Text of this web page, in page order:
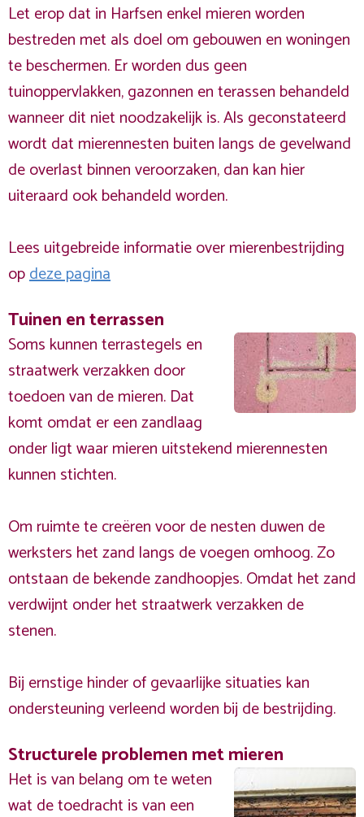
Let erop dat in Harfsen enkel mieren worden
bestreden met als doel om gebouwen en woningen
te beschermen. Er worden dus geen
tuinoppervlakken, gazonnen en terassen behandeld
wanneer dit niet noodzakelijk is. Als geconstateerd
wordt dat mierennesten buiten langs de gevelwand
de overlast binnen veroorzaken, dan kan hier
uiteraard ook behandeld worden.
Lees uitgebreide informatie over mierenbestrijding
opdeze pagina
Tuinen en terrassen
Soms kunnen terrastegels en
straatwerk verzakken door
toedoen van de mieren. Dat
komt omdat er een zandlaag
onder ligt waar mieren uitstekend mierennesten
kunnen stichten.
Om ruimte te creëren voor de nesten duwen de
werksters het zand langs de voegen omhoog. Zo
ontstaan de bekende zandhoopjes. Omdat het zand
verdwijnt onder het straatwerk verzakken de
stenen.
Bij ernstige hinder of gevaarlijke situaties kan
ondersteuning verleend worden bij de bestrijding.
Structurele problemen met mieren
Het is van belang om te weten
wat de toedracht is van een